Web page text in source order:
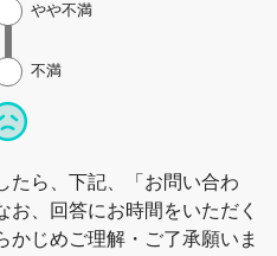
不満
やや不満
たら、下記、「お問い合わ
、回答にお時間をいただく
かじめご理解・ご了承願いま